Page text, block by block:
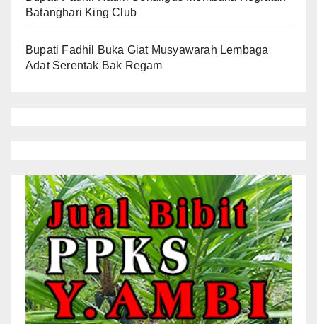
Batanghari King Club
Bupati Fadhil Buka Giat Musyawarah Lembaga
Adat Serentak Bak Regam